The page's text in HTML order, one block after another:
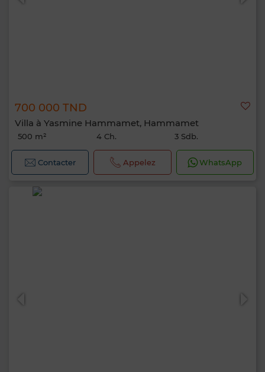
700 000 TND
Villa à Yasmine Hammamet, Hammamet
500 m² 4 Ch. 3 Sdb.
Contacter Appelez WhatsApp